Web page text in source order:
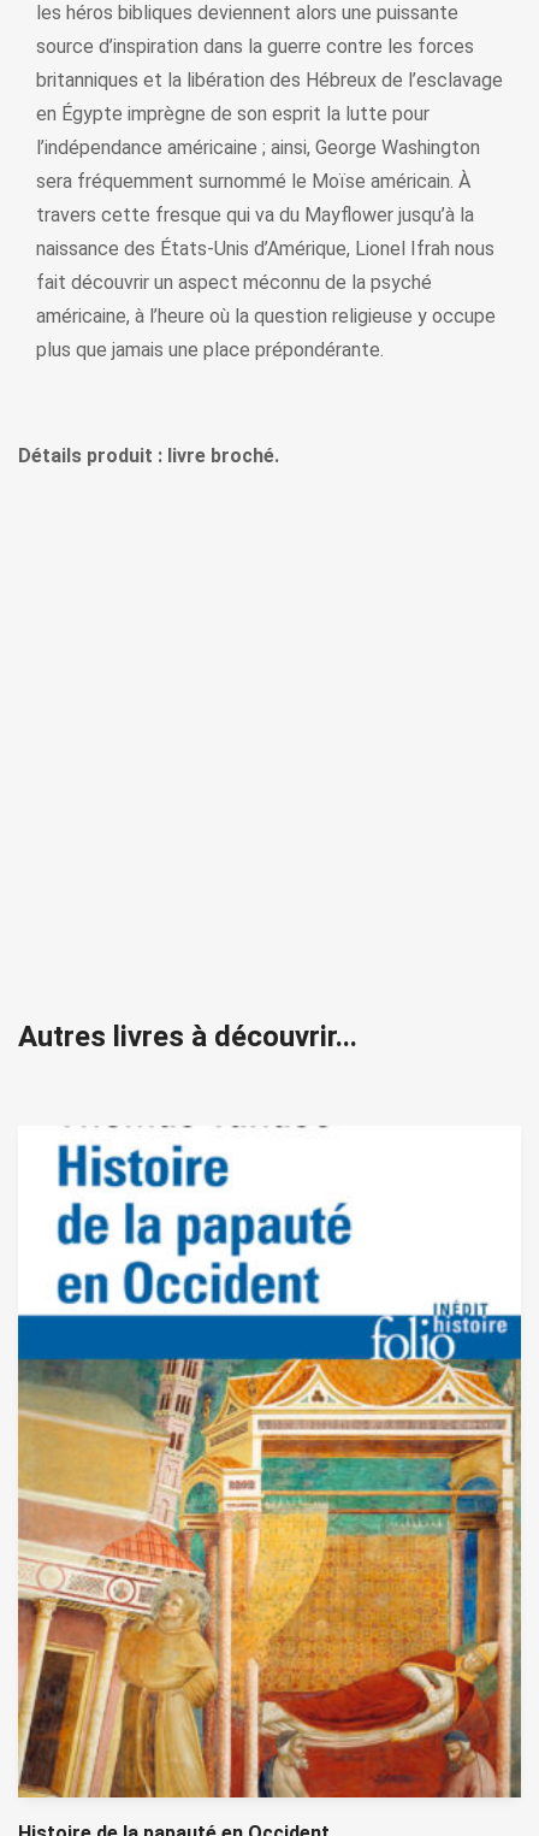
les héros bibliques deviennent alors une puissante
source d’inspiration dans la guerre contre les forces
britanniques et la libération des Hébreux de l’esclavage
en Égypte imprègne de son esprit la lutte pour
l’indépendance américaine ; ainsi, George Washington
sera fréquemment surnommé le Moïse américain. À
travers cette fresque qui va du Mayflower jusqu’à la
naissance des États-Unis d’Amérique, Lionel Ifrah nous
fait découvrir un aspect méconnu de la psyché
américaine, à l’heure où la question religieuse y occupe
plus que jamais une place prépondérante.
Détails produit : livre broché.
Autres livres à découvrir...